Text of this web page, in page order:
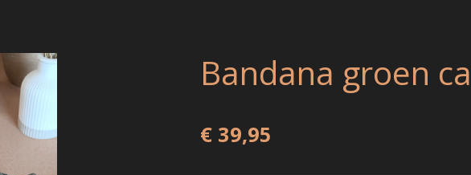
Bandana groen
€ 39,95